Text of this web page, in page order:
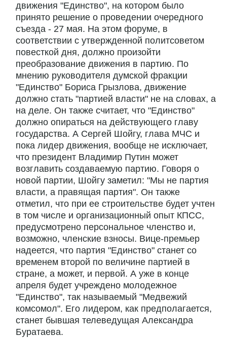
движения "Единство", на котором было
принято решение о проведении очередного
съезда - 27 мая. На этом форуме, в
соответствии с утвержденной политсоветом
повесткой дня, должно произойти
преобразование движения в партию. По
мнению руководителя думской фракции
"Единство" Бориса Грызлова, движение
должно стать "партией власти" не на словах, а
на деле. Он также считает, что "Единство"
должно опираться на действующего главу
государства. А Сергей Шойгу, глава МЧС и
пока лидер движения, вообще не исключает,
что президент Владимир Путин может
возглавить создаваемую партию. Говоря о
новой партии, Шойгу заметил: "Мы не партия
власти, а правящая партия". Он также
отметил, что при ее строительстве будет учтен
в том числе и организационный опыт КПСС,
предусмотрено персональное членство и,
возможно, членские взносы. Вице-премьер
надеется, что партия "Единство" станет со
временем второй по величине партией в
стране, а может, и первой. А уже в конце
апреля будет учреждено молодежное
"Единство", так называемый "Медвежий
комсомол". Его лидером, как предполагается,
станет бывшая телеведущая Александра
Буратаева.